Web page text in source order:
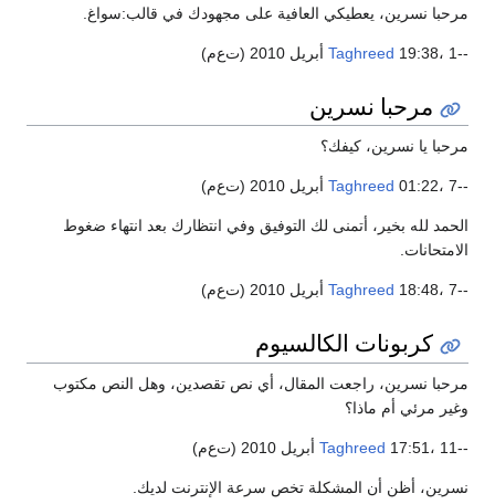
مرحبا نسرين، يعطيكي العافية على مجهودك في قالب:سواغ.
--
Taghreed 19:38، 1 أبريل 2010 (ت‌ع‌م)
مرحبا نسرين
مرحبا يا نسرين، كيفك؟
--
Taghreed 01:22، 7 أبريل 2010 (ت‌ع‌م)
الحمد لله بخير، أتمنى لك التوفيق وفي انتظارك بعد انتهاء ضغوط
الامتحانات.
--
Taghreed 18:48، 7 أبريل 2010 (ت‌ع‌م)
كربونات الكالسيوم
مرحبا نسرين، راجعت المقال، أي نص تقصدين، وهل النص مكتوب
وغير مرئي أم ماذا؟
--
Taghreed 17:51، 11 أبريل 2010 (ت‌ع‌م)
نسرين، أظن أن المشكلة تخص سرعة الإنترنت لديك.